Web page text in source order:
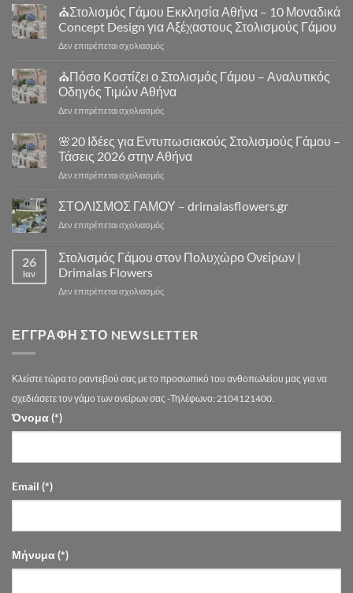
Γάμου
Αθήνα
–
Στολισμός
Εκκλησίας
Flowers
⛪Στολισμός Γάμου Εκκλησία Αθήνα – 10 Μοναδικά
Concept Design για Αξέχαστους Στολισμούς Γάμου
Δεν επιτρέπεται σχολιασμόςστο
Στολισμός
Γάμου
Εκκλησία
Αθήνα
10
Μοναδικά
Concept
Design
Αξέχαστους
Γάμου
⛪Πόσο Κοστίζει ο Στολισμός Γάμου – Αναλυτικός
Οδηγός Τιμών Αθήνα
Δεν επιτρέπεται σχολιασμόςστο
Κοστίζει
ο
Στολισμός
–
Οδηγός
Αθήνα
🌸20 Ιδέες για Εντυπωσιακούς Στολισμούς Γάμου –
Τάσεις 2026 στην Αθήνα
Δεν επιτρέπεται σχολιασμόςστο
20
Ιδέες
για
Στολισμούς
Τάσεις
Αθήνα
ΣΤΟΛΙΣΜΟΣ ΓΑΜΟΥ – drimalasflowers.gr
Δεν επιτρέπεται σχολιασμόςστο
–
26
Ιαν
Στολισμός Γάμου στον Πολυχώρο Ονείρων |
Drimalas Flowers
Δεν επιτρέπεται σχολιασμόςστο
στον
Drimalas
Flowers
ΕΓΓΡΑΦΉ ΣΤΟ NEWSLETTER
Κλείστε τώρα το ραντεβού σας με το προσωπικό του ανθοπωλείου μας για να
σχεδιάσετε τον γάμο των ονείρων σας -Τηλέφωνο: 2104121400.
Όνομα (*)
Email (*)
Μήνυμα (*)